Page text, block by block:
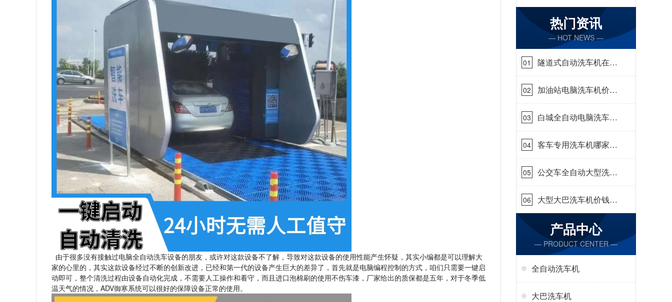
由于很多没有接触过电脑全自动洗车设备的朋友，或许对这款设备不了解，导致对这款设备的使用性能产生怀疑，其实小编都是可以理解大
家的心里的，其实这款设备经过不断的创新改进，已经和第一代的设备产生巨大的差异了，首先就是电脑编程控制的方式，咱们只需要一键启
动即可，整个清洗过程由设备自动化完成，不需要人工操作和看守，而且进口泡棉刷的使用不伤车漆，厂家给出的质保都是五年，对于冬季低
温天气的情况，ADV御寒系统可以很好的保障设备正常的使用。
热门资讯
— HOT NEWS —
01
隧道式自动洗车机在哪
里购买[隆茂鑫晟]
02
加油站电脑洗车机价格
怎么样[隆茂鑫晟]
03
白城全自动电脑洗车
机-ADV防冻冬季正常
使用[隆茂鑫晟]
04
客车专用洗车机哪家的
好[隆茂鑫晟]
05
公交车全自动大型洗车
机什么价钱[隆茂鑫晟]
06
大型大巴洗车机价钱怎
么样[隆茂鑫晟]
产品中心
— PRODUCT CENTER —
全自动洗车机
大巴洗车机